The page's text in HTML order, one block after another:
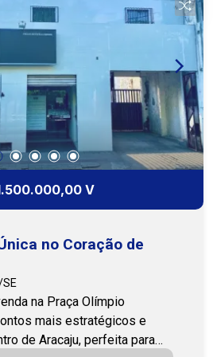
luz da manhã, tornando
vivos, energéticos e
calor excessivo da tarde.
para você que pensa
uma estrutura à altura dos
de ter um
e um espaço adaptável que
Não perca a
esses 962m² na sua
Premium
3231-3231 / 79 99809-
V
no Coração de
na Praça Olímpio
mais estratégicos e
de Aracaju, perfeita para